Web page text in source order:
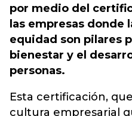
por medio del
las empresas donde
equidad son pilares
bienestar y el
personas.
Esta certificación,
cultura empresarial